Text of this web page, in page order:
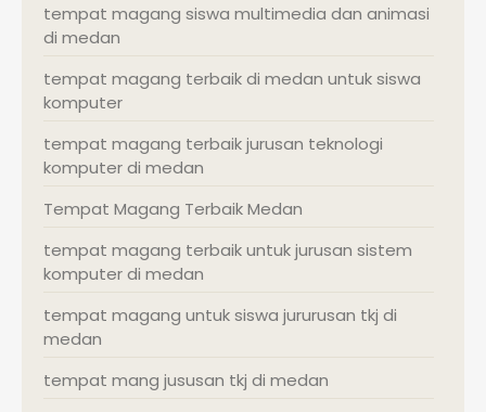
tempat magang siswa multimedia dan animasi
di medan
tempat magang terbaik di medan untuk siswa
komputer
tempat magang terbaik jurusan teknologi
komputer di medan
Tempat Magang Terbaik Medan
tempat magang terbaik untuk jurusan sistem
komputer di medan
tempat magang untuk siswa jururusan tkj di
medan
tempat mang jususan tkj di medan